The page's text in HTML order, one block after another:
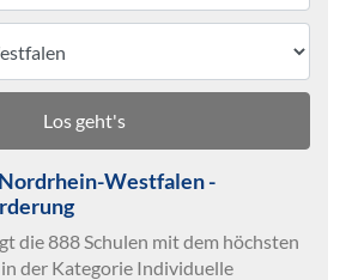
Los geht's
Westfalen -
die 888 Schulen mit dem höchsten
der Kategorie Individuelle